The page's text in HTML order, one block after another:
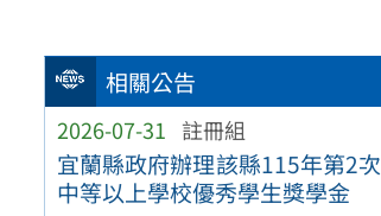
相關公告
2026-07-31 註冊組
宜蘭縣政府辦理該縣115年第2次
中等以上學校優秀學生獎學金